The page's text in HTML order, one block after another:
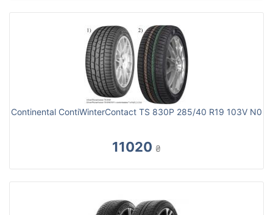
Continental ContiWinterContact TS 830P 285/40 R19 103V N0
11020 ₴